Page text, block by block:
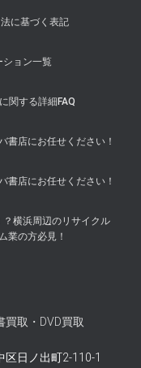
に基づく表記
ション一覧
関する詳細FAQ
書店にお任せください！
書店にお任せください！
横浜周辺のリサイクル
業の方必見！
取・DVD買取
日ノ出町2-110-1